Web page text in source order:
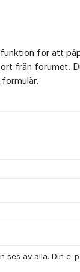
för att
från forumet.
ses av alla. Din e-